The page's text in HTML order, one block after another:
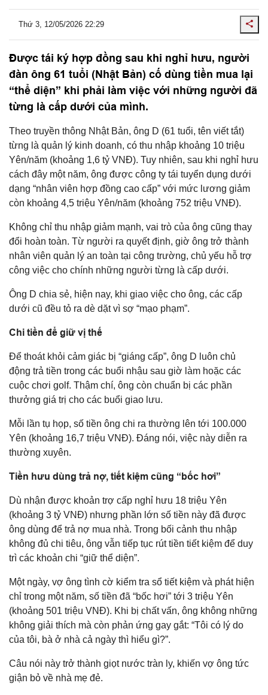
Thứ 3, 12/05/2026 22:29
Được tái ký hợp đồng sau khi nghỉ hưu, người
đàn ông 61 tuổi (Nhật Bản) cố dùng tiền mua lại
“thể diện” khi phải làm việc với những người đã
từng là cấp dưới của mình.
Theo truyền thông Nhật Bản, ông D (61 tuổi, tên viết tắt)
từng là quản lý kinh doanh, có thu nhập khoảng 10 triệu
Yên/năm (khoảng 1,6 tỷ VNĐ). Tuy nhiên, sau khi nghỉ hưu
cách đây một năm, ông được công ty tái tuyển dụng dưới
dạng “nhân viên hợp đồng cao cấp” với mức lương giảm
còn khoảng 4,5 triệu Yên/năm (khoảng 752 triệu VNĐ).
Không chỉ thu nhập giảm mạnh, vai trò của ông cũng thay
đổi hoàn toàn. Từ người ra quyết định, giờ ông trở thành
nhân viên quản lý an toàn tại công trường, chủ yếu hỗ trợ
công việc cho chính những người từng là cấp dưới.
Ông D chia sẻ, hiện nay, khi giao việc cho ông, các cấp
dưới cũ đều tỏ ra dè dặt vì sợ “mạo phạm”.
Chi tiền để giữ vị thế
Để thoát khỏi cảm giác bị “giáng cấp”, ông D luôn chủ
động trả tiền trong các buổi nhậu sau giờ làm hoặc các
cuộc chơi golf. Thậm chí, ông còn chuẩn bị các phần
thưởng giá trị cho các buổi giao lưu.
Mỗi lần tụ họp, số tiền ông chi ra thường lên tới 100.000
Yên (khoảng 16,7 triệu VNĐ). Đáng nói, việc này diễn ra
thường xuyên.
Tiền hưu dùng trả nợ, tiết kiệm cũng “bốc hơi”
Dù nhận được khoản trợ cấp nghỉ hưu 18 triệu Yên
(khoảng 3 tỷ VNĐ) nhưng phần lớn số tiền này đã được
ông dùng để trả nợ mua nhà. Trong bối cảnh thu nhập
không đủ chi tiêu, ông vẫn tiếp tục rút tiền tiết kiệm để duy
trì các khoản chi “giữ thể diện”.
Một ngày, vợ ông tình cờ kiểm tra sổ tiết kiệm và phát hiện
chỉ trong một năm, số tiền đã “bốc hơi” tới 3 triệu Yên
(khoảng 501 triệu VNĐ). Khi bị chất vấn, ông không những
không giải thích mà còn phản ứng gay gắt: “Tôi có lý do
của tôi, bà ở nhà cả ngày thì hiểu gì?”.
Câu nói này trở thành giọt nước tràn ly, khiến vợ ông tức
giận bỏ về nhà mẹ đẻ.